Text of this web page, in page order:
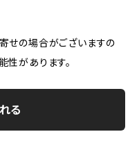
せの場合がございますの
性があります。
る